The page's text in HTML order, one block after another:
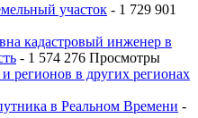
участок - 1 729 901
кадастровый инженер в
- 1 574 276 Просмотры
регионов в других регионах
в Реальном Времени -